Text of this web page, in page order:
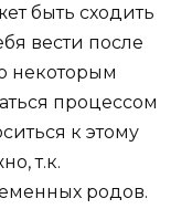
быть сходить
вести после
некоторым
процессом
к этому
т.к.
родов.